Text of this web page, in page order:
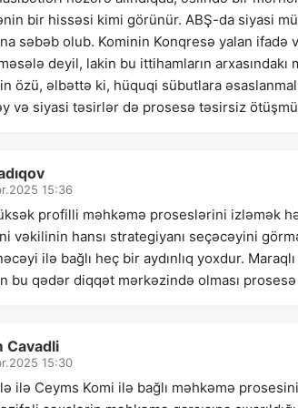
bir hissəsi kimi görünür. ABŞ-da siyasi
səbəb olub. Kominin Konqresə yalan
deyil, lakin bu ittihamların arxasındakı
özü, əlbəttə ki, hüquqi sübutlara
və siyasi təsirlər də prosesə təsirsiz
15:36
profilli məhkəmə proseslərini izləmək
vəkilinin hansı strategiyanı seçəcəyini
ilə bağlı heç bir aydınlıq yoxdur.
bu qədər diqqət mərkəzində olması
Cavadli
15:30
ilə Ceyms Komi ilə bağlı məhkəmə